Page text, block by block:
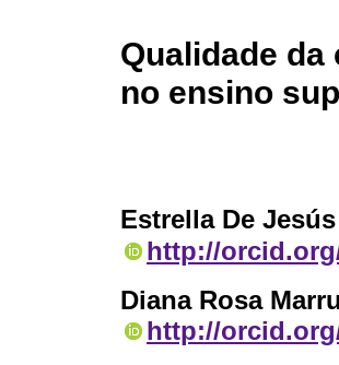
Qualidade
no ensino
Estrella De
http://orcid.org/
Diana Rosa
http://orcid.org/